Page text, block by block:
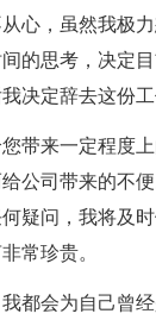
心，虽然我极
的思考，决定
决定辞去这份工
带来一定程度
公司带来的不
疑问，我将及
常珍贵。
都会为自己曾